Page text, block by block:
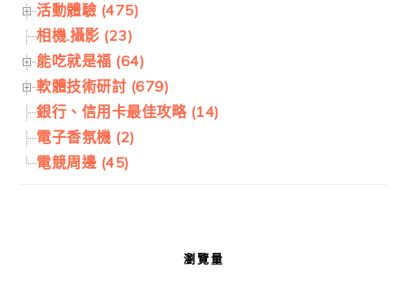
活動體驗 (475)
相機.攝影 (23)
能吃就是福 (64)
軟體技術研討 (679)
銀行、信用卡最佳攻略 (14)
電子香氛機 (2)
電競周邊 (45)
瀏覽量